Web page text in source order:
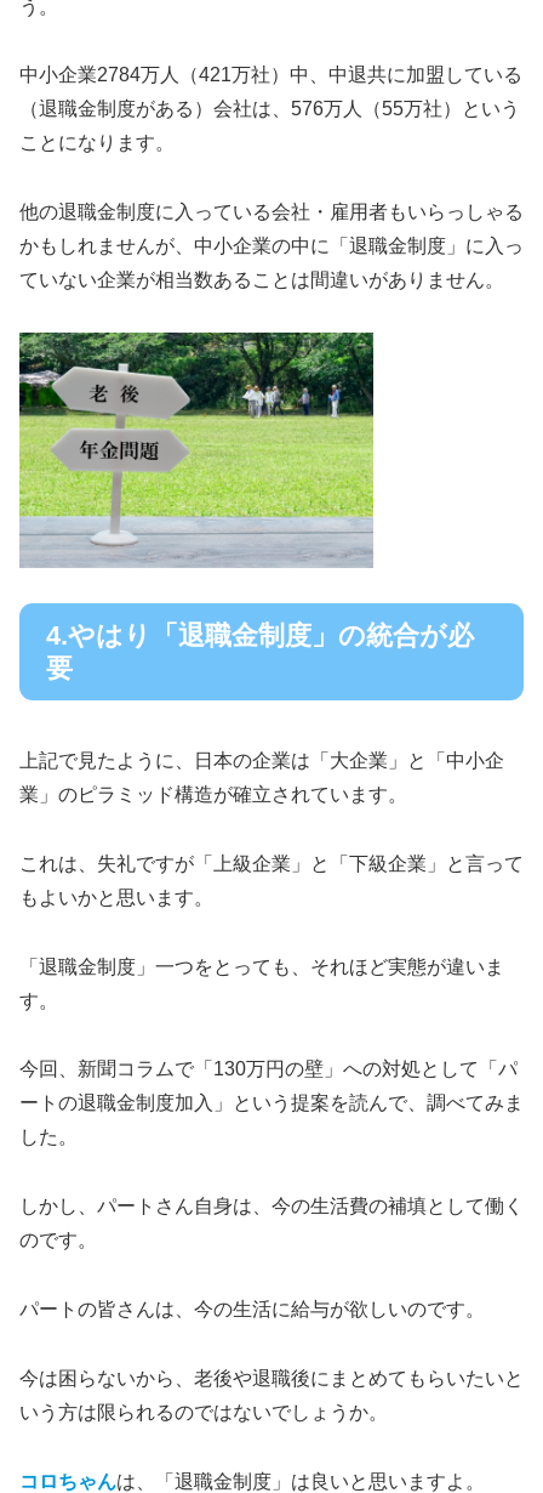
う。
中小企業2784万人（421万社）中、中退共に加盟している
（退職金制度がある）会社は、576万人（55万社）という
ことになります。
他の退職金制度に入っている会社・雇用者もいらっしゃる
かもしれませんが、中小企業の中に「退職金制度」に入っ
ていない企業が相当数あることは間違いがありません。
4.やはり「退職金制度」の統合が必
要
上記で見たように、日本の企業は「大企業」と「中小企
業」のピラミッド構造が確立されています。
これは、失礼ですが「上級企業」と「下級企業」と言って
もよいかと思います。
「退職金制度」一つをとっても、それほど実態が違いま
す。
今回、新聞コラムで「130万円の壁」への対処として「パ
ートの退職金制度加入」という提案を読んで、調べてみま
した。
しかし、パートさん自身は、今の生活費の補填として働く
のです。
パートの皆さんは、今の生活に給与が欲しいのです。
今は困らないから、老後や退職後にまとめてもらいたいと
いう方は限られるのではないでしょうか。
コロちゃんは、「退職金制度」は良いと思いますよ。